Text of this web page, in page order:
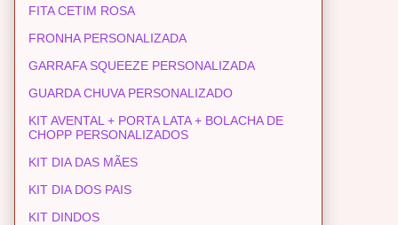
FITA CETIM ROSA
FRONHA PERSONALIZADA
GARRAFA SQUEEZE PERSONALIZADA
GUARDA CHUVA PERSONALIZADO
KIT AVENTAL + PORTA LATA + BOLACHA DE
CHOPP PERSONALIZADOS
KIT DIA DAS MÃES
KIT DIA DOS PAIS
KIT DINDOS